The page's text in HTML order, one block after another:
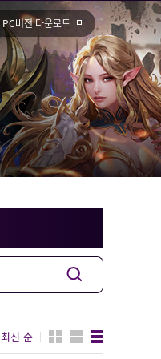
PC버전 다운로드
최신 순